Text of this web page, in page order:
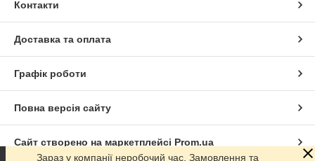
Контакти
Доставка та оплата
Графік роботи
Повна версія сайту
Сайт створено на маркетплейсі Prom.ua
Зараз у компанії неробочий час. Замовлення та